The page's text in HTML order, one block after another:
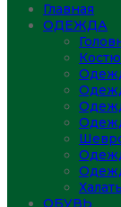
Главная
ОДЕЖДА
ОБУВЬ